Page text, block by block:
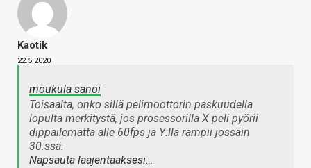
Kaotik
22.5.2020
moukula sanoi
Toisaalta, onko sillä pelimoottorin paskuudella
lopulta merkitystä, jos prosessorilla X peli pyörii
dippailematta alle 60fps ja Y:llä rämpii jossain
30:ssä.
Napsauta laajentaaksesi…